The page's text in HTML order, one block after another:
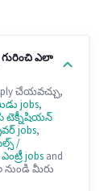
ఎలా
చేయవచ్చు,
jobs,
టెక్నీషియన్
jobs,
/
jobs and
మీరు